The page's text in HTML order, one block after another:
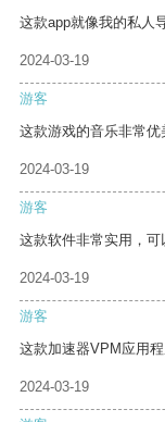
这款app就像我的私人
2024-03-19
游客
这款游戏的音乐非常优
2024-03-19
游客
这款软件非常实用，可
2024-03-19
游客
这款加速器VPM应用
2024-03-19